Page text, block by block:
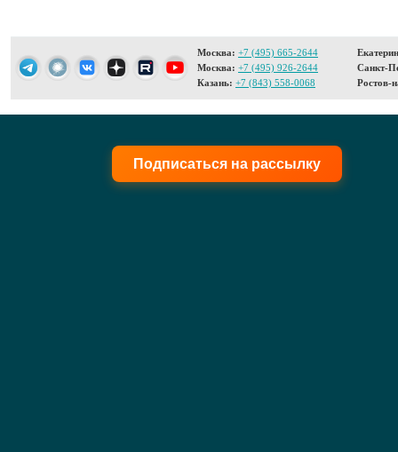
Москва: +7 (495) 665-2644
Москва: +7 (495) 926-2644
Казань: +7 (843) 558-0068
Санкт-
Ростов-
Подписаться на рассылку